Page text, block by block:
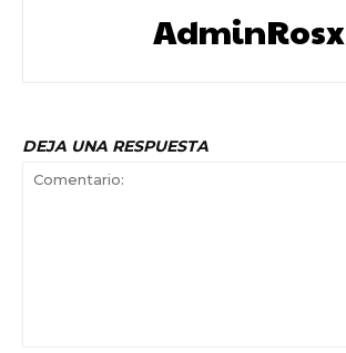
AdminRosx
DEJA UNA RESPUESTA